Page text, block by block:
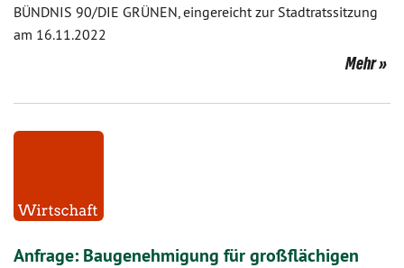
BÜNDNIS 90/DIE GRÜNEN, eingereicht zur Stadtratssitzung
am 16.11.2022
Mehr
Anfrage: Baugenehmigung für großflächigen